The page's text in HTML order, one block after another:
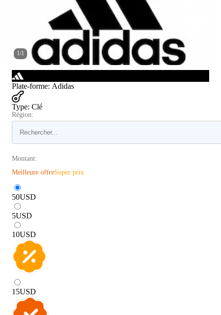
1/1
Plate-forme: Adidas
Type: Clé
Région:
Montant:
Meilleure offreSuper prix
50USD
5USD
10USD
15USD